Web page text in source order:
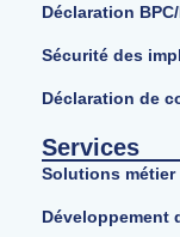
Déclaration
Sécurité des
Déclaration de
Services
Solutions métier
Développement